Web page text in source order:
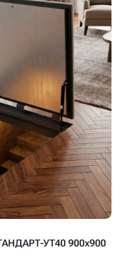
УТ40 900x900